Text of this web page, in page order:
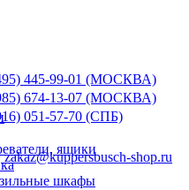
ящики
шкафы
445-99-01 (МОСКВА)
674-13-07 (МОСКВА)
051-57-70 (СПБ)
zakaz@kuppersbusch-shop.ru